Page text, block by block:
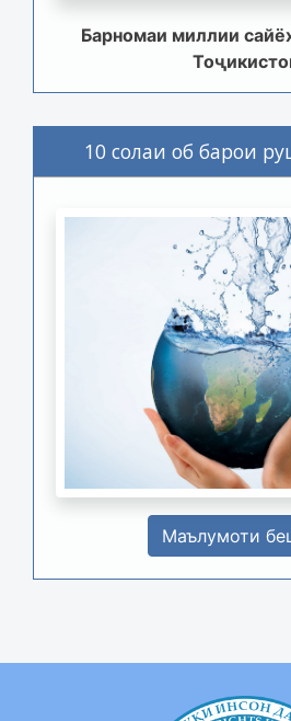
Барномаи миллии
10 солаи об барои
Маълумоти